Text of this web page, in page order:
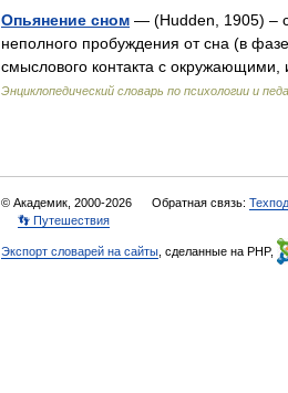
Опьянение сном — (Hudden, 1905) –
неполного пробуждения от сна (в
смыслового контакта с
Энциклопедический словарь по психологии и
© Академик, 2000-2026 Обратная связь:
👣 Путешествия
Экспорт словарей на сайты , сделанные на PHP,